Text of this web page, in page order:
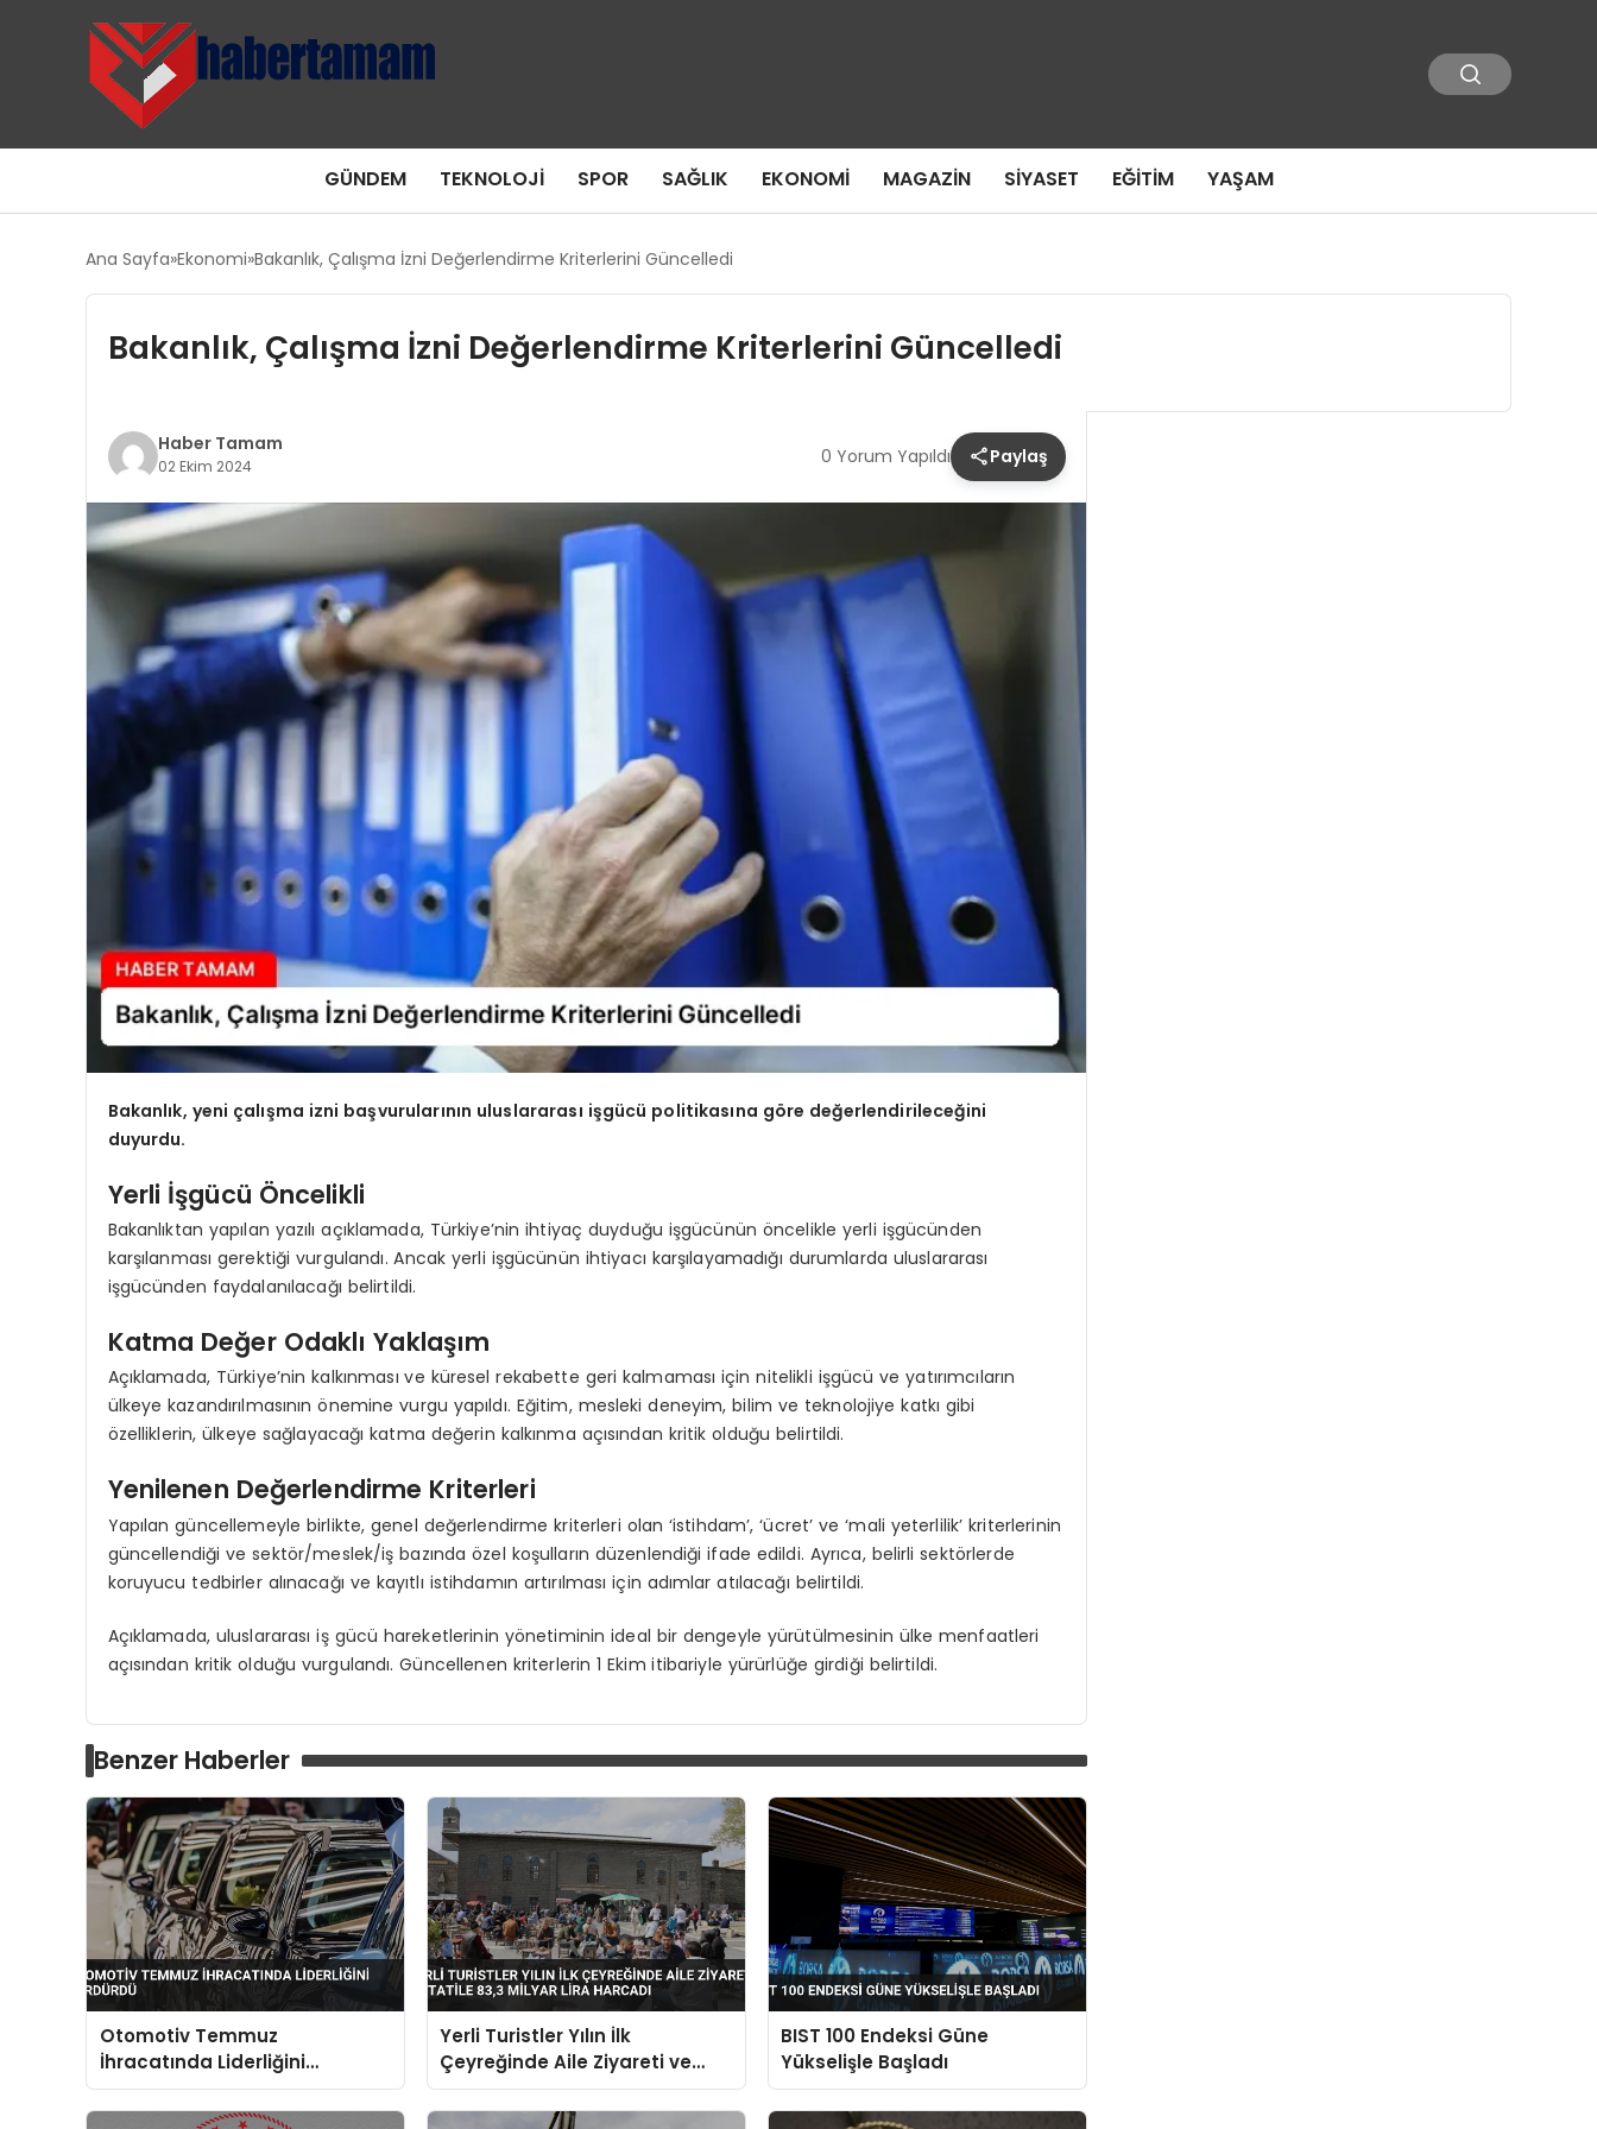
GÜNDEM TEKNOLOJI SPOR SAĞLIK EKONOMI MAGAZIN SIYASET EĞITIM YAŞAM
Ana Sayfa Ekonomi Bakanlık, Çalışma İzni Değerlendirme Kriterlerini Güncelledi
Bakanlık, Çalışma İzni Değerlendirme Kriterlerini Güncelledi
Haber Tamam
02 Ekim 2024 0 Yorum Yapıldı Paylaş
Bakanlık, yeni çalışma izni başvurularının uluslararası işgücü politikasına göre değerlendirileceğini
duyurdu.
Yerli İşgücü Öncelikli
Bakanlıktan yapılan yazılı açıklamada, Türkiye’nin ihtiyaç duyduğu işgücünün öncelikle yerli işgücünden
karşılanması gerektiği vurgulandı. Ancak yerli işgücünün ihtiyacı karşılayamadığı durumlarda uluslararası
işgücünden faydalanılacağı belirtildi.
Katma Değer Odaklı Yaklaşım
Açıklamada, Türkiye’nin kalkınması ve küresel rekabette geri kalmaması için nitelikli işgücü ve yatırımcıların
ülkeye kazandırılmasının önemine vurgu yapıldı. Eğitim, mesleki deneyim, bilim ve teknolojiye katkı gibi
özelliklerin, ülkeye sağlayacağı katma değerin kalkınma açısından kritik olduğu belirtildi.
Yenilenen Değerlendirme Kriterleri
Yapılan güncellemeyle birlikte, genel değerlendirme kriterleri olan ‘istihdam’, ‘ücret’ ve ‘mali yeterlilik’ kriterlerinin
güncellendiği ve sektör/meslek/iş bazında özel koşulların düzenlendiği ifade edildi. Ayrıca, belirli sektörlerde
koruyucu tedbirler alınacağı ve kayıtlı istihdamın artırılması için adımlar atılacağı belirtildi.
Açıklamada, uluslararası iş gücü hareketlerinin yönetiminin ideal bir dengeyle yürütülmesinin ülke menfaatleri
açısından kritik olduğu vurgulandı. Güncellenen kriterlerin 1 Ekim itibariyle yürürlüğe girdiği belirtildi.
Benzer Haberler
Otomotiv Temmuz
İhracatında Liderliğini
Sürdürdü
Yerli Turistler Yılın İlk
Çeyreğinde Aile Ziyareti ve
Tatile 83,3 Milyar Lira Harcadı
BIST 100 Endeksi Güne
Yükselişle Başladı